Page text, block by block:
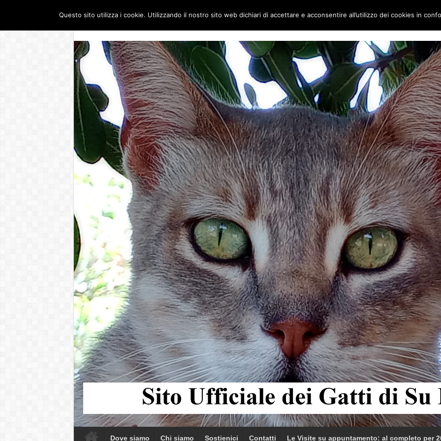
SABATO , 8 AGOSTO 2026 Dove siamo Guerra ai gatti Home Chi siamo Le Visite su appuntamento: al completo per
Dove siamo Chi siamo Sostienici Contatti Le Visite su appuntamento: al completo per
Questo sito utilizza i cookie. Utilizzando il nostro sito web dichiari di accettare e acconsentire all’utilizzo dei cookies in